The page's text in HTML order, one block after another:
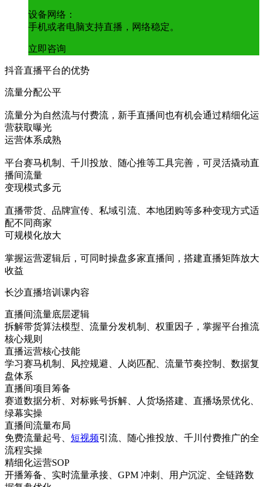
设备网络：
手机或者电脑支持直播，网络稳定。
立即咨询
抖音直播平台的优势
流量分配公平
流量分为自然流与付费流，新手直播间也有机会通过精细化运
营获取曝光
运营体系成熟
平台赛马机制、千川投放、随心推等工具完善，可灵活撬动直
播间流量
变现模式多元
直播带货、品牌宣传、私域引流、本地团购等多种变现方式适
配不同商家
可规模化放大
掌握运营逻辑后，可同时操盘多家直播间，搭建直播矩阵放大
收益
长沙直播培训课内容
直播间流量底层逻辑
拆解带货算法模型、流量分发机制、权重因子，掌握平台推流
核心规则
直播运营核心技能
学习赛马机制、风控规避、人岗匹配、流量节奏控制、数据复
盘体系
直播间项目筹备
赛道数据分析、对标账号拆解、人货场搭建、直播场景优化、
绿幕实操
直播间流量布局
免费流量起号、 短视频引流、随心推投放、千川付费推广的全
流程实操
精细化运营SOP
开播筹备、实时流量承接、GPM 冲刺、用户沉淀、全链路数